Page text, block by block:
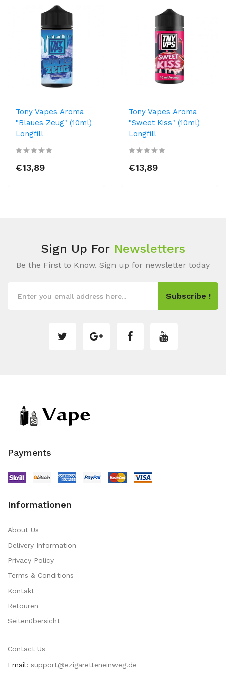
Tony Vapes Aroma
"Blaues Zeug" (10ml)
Longfill
€13,89
Tony Vapes Aroma
"Sweet Kiss" (10ml)
Longfill
€13,89
Sign Up For Newsletters
Be the First to Know. Sign up for newsletter today
Subscribe !
Payments
Informationen
About Us
Delivery Information
Privacy Policy
Terms & Conditions
Kontakt
Retouren
Seitenübersicht
Contact Us
Email: support@ezigaretteneinweg.de